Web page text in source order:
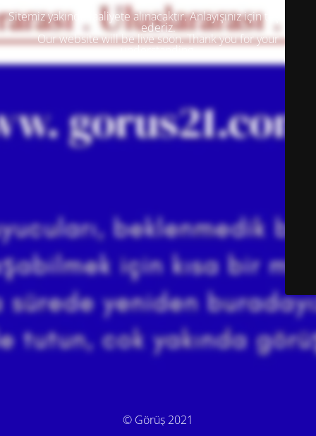
Sitemiz yakında faaliyete alınacaktır. Anlayışınız için teşekkür
ederiz.
Our website will be live soon. Thank you for your
understanding.
© Görüş 2021